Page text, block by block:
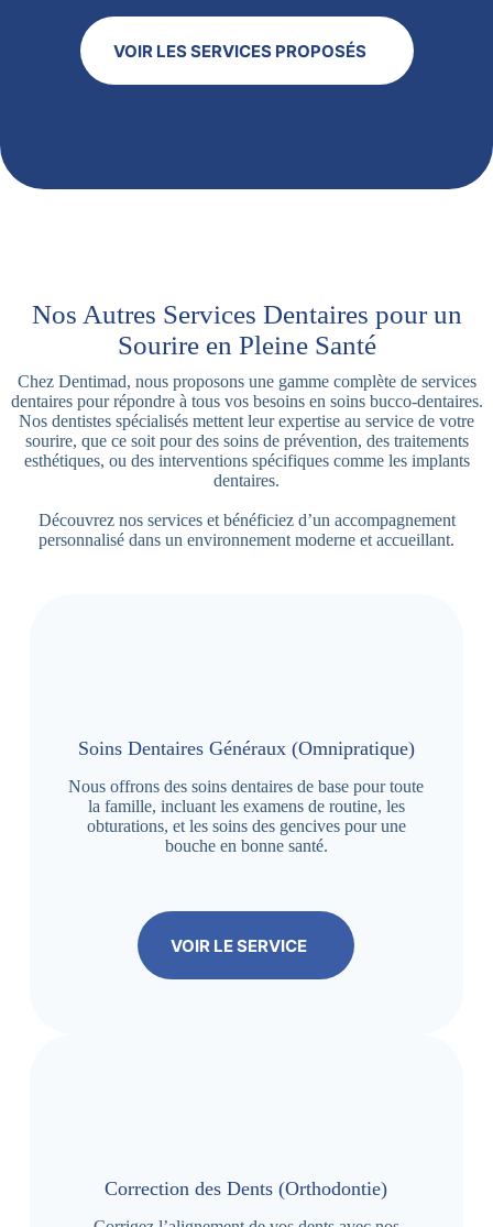
VOIR LES SERVICES PROPOSÉS
Nos Autres Services Dentaires pour un
Sourire en Pleine Santé
Chez Dentimad, nous proposons une gamme complète de services
dentaires pour répondre à tous vos besoins en soins bucco-dentaires.
Nos dentistes spécialisés mettent leur expertise au service de votre
sourire, que ce soit pour des soins de prévention, des traitements
esthétiques, ou des interventions spécifiques comme les implants
dentaires.
Découvrez nos services et bénéficiez d’un accompagnement
personnalisé dans un environnement moderne et accueillant.
Soins Dentaires Généraux (Omnipratique)
Nous offrons des soins dentaires de base pour toute
la famille, incluant les examens de routine, les
obturations, et les soins des gencives pour une
bouche en bonne santé.
VOIR LE SERVICE
Correction des Dents (Orthodontie)